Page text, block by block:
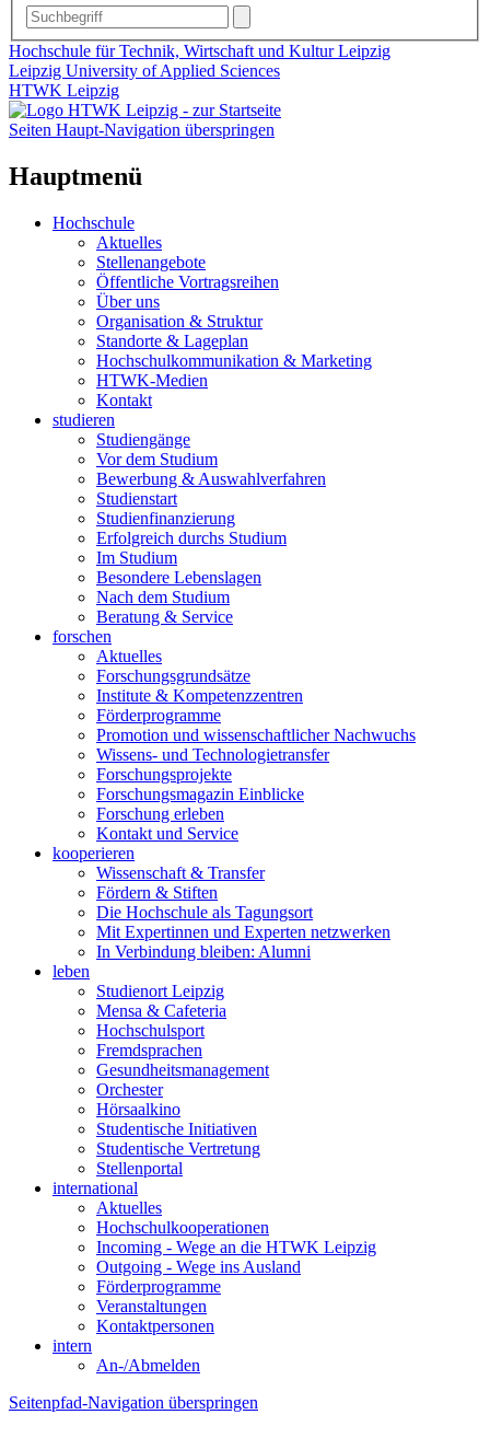
Hochschule für Technik, Wirtschaft und Kultur Leipzig
Leipzig University of Applied Sciences
HTWK Leipzig
Seiten Haupt-Navigation überspringen
Hauptmenü
Hochschule
Aktuelles
Stellenangebote
Öffentliche Vortragsreihen
Über uns
Organisation & Struktur
Standorte & Lageplan
Hochschulkommunikation & Marketing
HTWK-Medien
Kontakt
studieren
Studiengänge
Vor dem Studium
Bewerbung & Auswahlverfahren
Studienstart
Studienfinanzierung
Erfolgreich durchs Studium
Im Studium
Besondere Lebenslagen
Nach dem Studium
Beratung & Service
forschen
Aktuelles
Forschungsgrundsätze
Institute & Kompetenzzentren
Förderprogramme
Promotion und wissenschaftlicher Nachwuchs
Wissens- und Technologietransfer
Forschungsprojekte
Forschungsmagazin Einblicke
Forschung erleben
Kontakt und Service
kooperieren
Wissenschaft & Transfer
Fördern & Stiften
Die Hochschule als Tagungsort
Mit Expertinnen und Experten netzwerken
In Verbindung bleiben: Alumni
leben
Studienort Leipzig
Mensa & Cafeteria
Hochschulsport
Fremdsprachen
Gesundheitsmanagement
Orchester
Hörsaalkino
Studentische Initiativen
Studentische Vertretung
Stellenportal
international
Aktuelles
Hochschulkooperationen
Incoming - Wege an die HTWK Leipzig
Outgoing - Wege ins Ausland
Förderprogramme
Veranstaltungen
Kontaktpersonen
intern
An-/Abmelden
Seitenpfad-Navigation überspringen